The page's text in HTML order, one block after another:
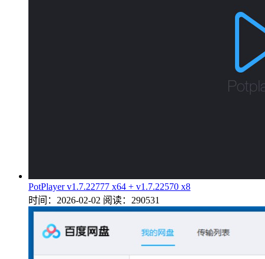
PotPlayer v1.7.22777 x64 + v1.7.22570 x8
时间：2026-02-02 阅读：290531